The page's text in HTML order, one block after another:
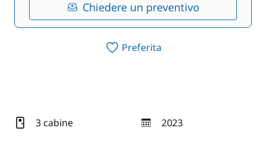
Chiedere un preventivo
Preferita
3 cabine 2023
anno